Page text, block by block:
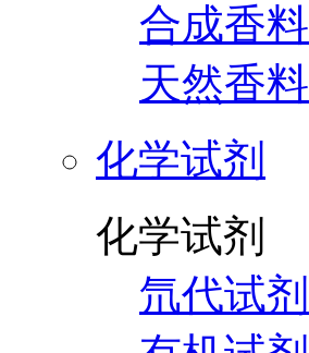
合成香料
天然香料
化学试剂
化学试剂
氘代试剂